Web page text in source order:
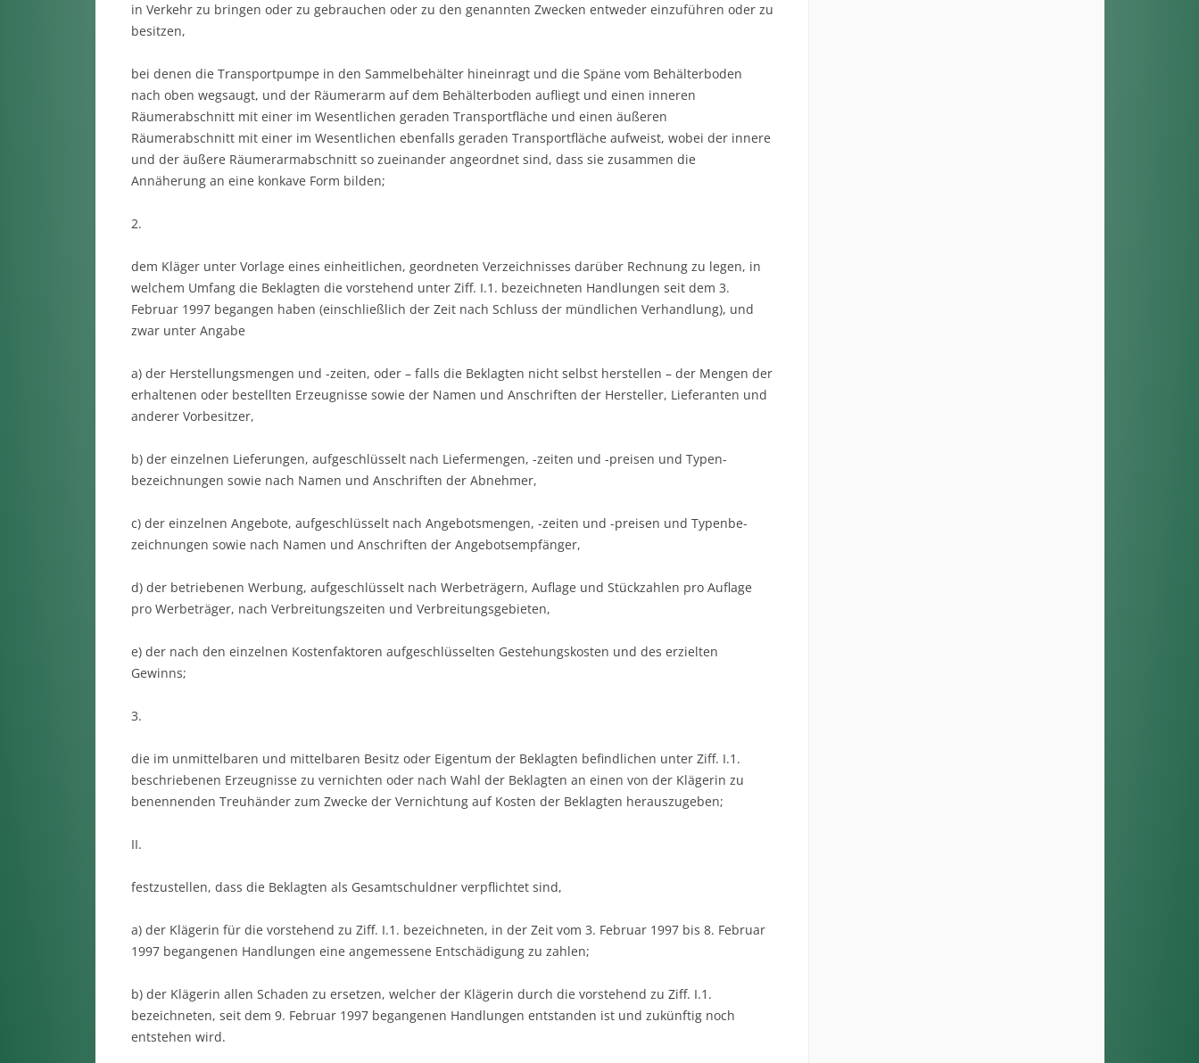
in Verkehr zu bringen oder zu gebrauchen oder zu den genannten Zwecken entweder einzuführen oder zu
besitzen,
bei denen die Transportpumpe in den Sammelbehälter hineinragt und die Späne vom Behälterboden
nach oben wegsaugt, und der Räumerarm auf dem Behälterboden aufliegt und einen inneren
Räumerabschnitt mit einer im Wesentlichen geraden Trans­portflä­che und einen äußeren
Räumerabschnitt mit einer im Wesentli­chen ebenfalls geraden Transportfläche aufweist, wobei der innere
und der äußere Räumerarmabschnitt so zueinander angeordnet sind, dass sie zusammen die
Annäherung an eine konkave Form bilden;
2.
dem Kläger unter Vorlage eines einheitlichen, geordneten Ver­zeichnisses darüber Rechnung zu legen, in
welchem Umfang die Beklagten die vorstehend unter Ziff. I.1. bezeichneten Handlungen seit dem 3.
Februar 1997 begangen haben (einschließlich der Zeit nach Schluss der mündlichen Verhandlung), und
zwar unter An­gabe
a) der Herstellungsmengen und -zeiten, oder – falls die Be­klagten nicht selbst herstellen – der Mengen der
erhalte­nen oder bestellten Erzeugnisse sowie der Namen und An­schrif­ten der Hersteller, Liefe­ran­ten und
anderer Vorbe­sitzer,
b) der einzelnen Lieferungen, aufgeschlüsselt nach Liefer­men­gen, -zeiten und -preisen und Typen­
bezeichnungen sowie nach Namen und Anschriften der Ab­nehmer,
c) der einzelnen Angebote, aufgeschlüsselt nach Angebots­men­gen, -zeiten und -preisen und Typen­be­
zeich­nungen so­wie nach Namen und Anschriften der Ange­bots­empfänger,
d) der betriebenen Werbung, aufgeschlüsselt nach Werbe­trä­gern, Auflage und Stückzahlen pro Auflage
pro Werbeträger, nach Verbreitungszeiten und Ver­breitungsgebieten,
e) der nach den einzelnen Kostenfaktoren aufgeschlüsselten Gestehungskosten und des erzielten
Gewinns;
3.
die im unmittelbaren und mittelbaren Besitz oder Eigentum der Beklagten befindlichen unter Ziff. I.1.
beschriebenen Erzeugnisse zu vernichten oder nach Wahl der Beklagten an einen von der Klägerin zu
benennenden Treuhänder zum Zwecke der Ver­nichtung auf Kosten der Beklagten herauszugeben;
II.
festzustellen, dass die Beklagten als Gesamtschuldner verpflichtet sind,
a) der Klägerin für die vorstehend zu Ziff. I.1. bezeichne­ten, in der Zeit vom 3. Februar 1997 bis 8. Februar
1997 begangenen Handlungen eine angemessene Ent­schädigung zu zahlen;
b) der Klägerin allen Schaden zu ersetzen, welcher der Klägerin durch die vorstehend zu Ziff. I.1.
bezeichneten, seit dem 9. Februar 1997 begangenen Handlungen entstanden ist und zukünftig noch
entstehen wird.